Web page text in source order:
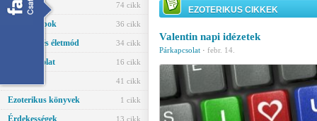
Jóslás 74 cikk
Horoszkópok 36 cikk
Egészség és életmód 34 cikk
Párkapcsolat 16 cikk
41 cikk
Ezoterikus könyvek 1 cikk
Érdekességek 13 cikk
EZOTERIKUS CIKKEK
Valentin napi idézetek
Párkapcsolat · febr. 14.